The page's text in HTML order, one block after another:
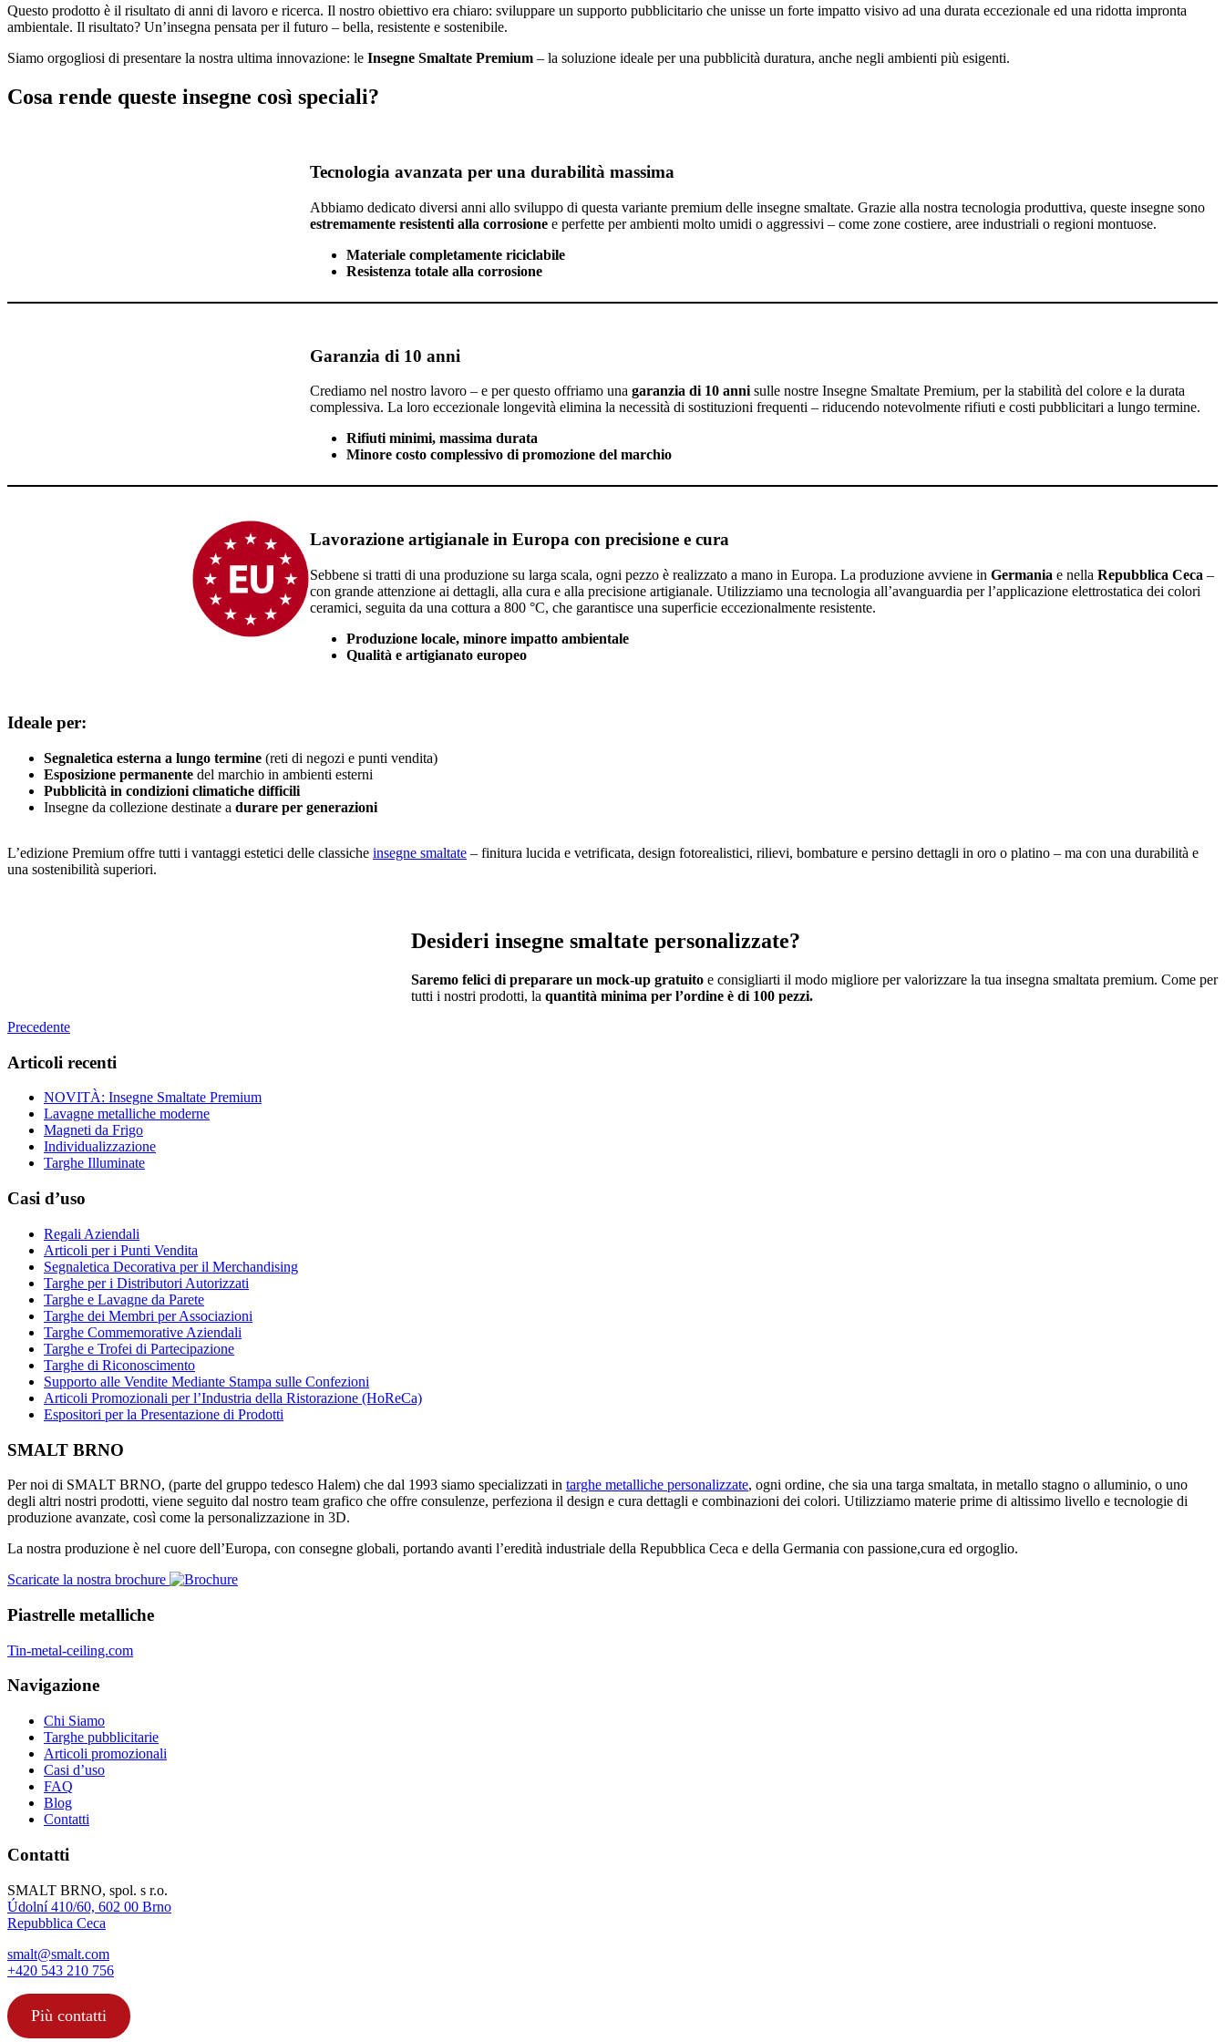
Questo prodotto è il risultato di anni di lavoro e ricerca. Il nostro obiettivo era chiaro: sviluppare un supporto pubblicitario che unisse un forte impatto visivo ad una durata eccezionale ed una ridotta impronta
ambientale. Il risultato? Un’insegna pensata per il futuro – bella, resistente e sostenibile.
Siamo orgogliosi di presentare la nostra ultima innovazione: le Insegne Smaltate Premium – la soluzione ideale per una pubblicità duratura, anche negli ambienti più esigenti.
Cosa rende queste insegne così speciali?
Tecnologia avanzata per una durabilità massima
Abbiamo dedicato diversi anni allo sviluppo di questa variante premium delle insegne smaltate. Grazie alla nostra tecnologia produttiva, queste insegne sono
estremamente resistenti alla corrosione e perfette per ambienti molto umidi o aggressivi – come zone costiere, aree industriali o regioni montuose.
Materiale completamente riciclabile
Resistenza totale alla corrosione
Garanzia di 10 anni
Crediamo nel nostro lavoro – e per questo offriamo una garanzia di 10 anni sulle nostre Insegne Smaltate Premium, per la stabilità del colore e la durata
complessiva. La loro eccezionale longevità elimina la necessità di sostituzioni frequenti – riducendo notevolmente rifiuti e costi pubblicitari a lungo termine.
Rifiuti minimi, massima durata
Minore costo complessivo di promozione del marchio
Lavorazione artigianale in Europa con precisione e cura
Sebbene si tratti di una produzione su larga scala, ogni pezzo è realizzato a mano in Europa. La produzione avviene in Germania e nella Repubblica Ceca –
con grande attenzione ai dettagli, alla cura e alla precisione artigianale. Utilizziamo una tecnologia all’avanguardia per l’applicazione elettrostatica dei colori
ceramici, seguita da una cottura a 800 °C, che garantisce una superficie eccezionalmente resistente.
Produzione locale, minore impatto ambientale
Qualità e artigianato europeo
Ideale per:
Segnaletica esterna a lungo termine (reti di negozi e punti vendita)
Esposizione permanente del marchio in ambienti esterni
Pubblicità in condizioni climatiche difficili
Insegne da collezione destinate a durare per generazioni
L’edizione Premium offre tutti i vantaggi estetici delle classiche insegne smaltate – finitura lucida e vetrificata, design fotorealistici, rilievi, bombature e persino dettagli in oro o platino – ma con una durabilità e
una sostenibilità superiori.
Desideri insegne smaltate personalizzate?
Saremo felici di preparare un mock-up gratuitoe consigliarti il modo migliore per valorizzare la tua insegna smaltata premium. Come per
tutti i nostri prodotti, la quantità minima per l’ordine è di 100 pezzi.
Precedente
Articoli recenti
NOVITÀ: Insegne Smaltate Premium
Lavagne metalliche moderne
Magneti da Frigo
Individualizzazione
Targhe Illuminate
Casi d’uso
Regali Aziendali
Articoli per i Punti Vendita
Segnaletica Decorativa per il Merchandising
Targhe per i Distributori Autorizzati
Targhe e Lavagne da Parete
Targhe dei Membri per Associazioni
Targhe Commemorative Aziendali
Targhe e Trofei di Partecipazione
Targhe di Riconoscimento
Supporto alle Vendite Mediante Stampa sulle Confezioni
Articoli Promozionali per l’Industria della Ristorazione (HoReCa)
Espositori per la Presentazione di Prodotti
SMALT BRNO
Per noi di SMALT BRNO, (parte del gruppo tedesco Halem) che dal 1993 siamo specializzati in targhe metalliche personalizzate, ogni ordine, che sia una targa smaltata, in metallo stagno o alluminio, o uno
degli altri nostri prodotti, viene seguito dal nostro team grafico che offre consulenze, perfeziona il design e cura dettagli e combinazioni dei colori. Utilizziamo materie prime di altissimo livello e tecnologie di
produzione avanzate, così come la personalizzazione in 3D.
La nostra produzione è nel cuore dell’Europa, con consegne globali, portando avanti l’eredità industriale della Repubblica Ceca e della Germania con passione,cura ed orgoglio.
Scaricate la nostra brochure
Piastrelle metalliche
Tin-metal-ceiling.com
Navigazione
Chi Siamo
Targhe pubblicitarie
Articoli promozionali
Casi d’uso
FAQ
Blog
Contatti
Contatti
SMALT BRNO, spol. s r.o.
Údolní 410/60, 602 00 Brno
Repubblica Ceca
smalt@smalt.com
+420 543 210 756
Più contatti